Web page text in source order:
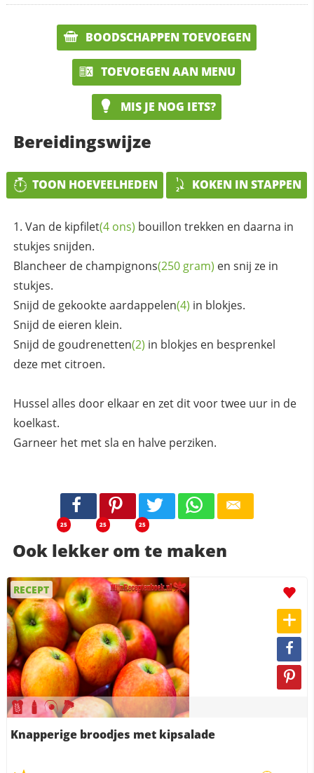
BOODSCHAPPEN TOEVOEGEN
TOEVOEGEN AAN MENU
MIS JE NOG IETS?
Bereidingswijze
TOON HOEVEELHEDEN KOKEN IN STAPPEN
Van de kipfilet(4 ons) bouillon trekken en daarna in
stukjes snijden.
Blancheer de champignons(250 gram) en snij ze in
stukjes.
Snijd de gekookteaardappelen(4) in blokjes.
Snijd de eieren klein.
Snijd de goudrenetten(2) in blokjes en besprenkel
deze met citroen.
Hussel alles door elkaar en zet dit voor twee uur in de
koelkast.
Garneer het met sla en halve perziken.
25 25 25
Ook lekker om te maken
RECEPT
Knapperige broodjes met kipsalade